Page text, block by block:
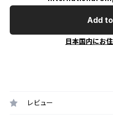
Add
日本国内にお
レビュー